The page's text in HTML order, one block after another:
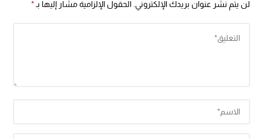
لن يتم نشر عنوان بريدك الإلكتروني. الحقول الإلزامية مشار إليها بـ*